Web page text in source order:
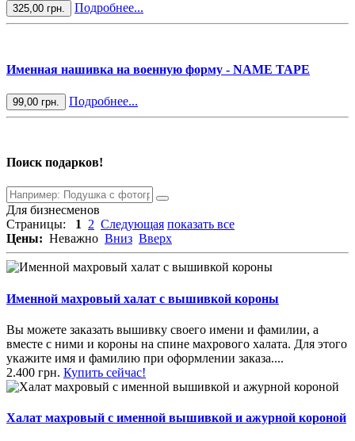
325,00 грн. Подробнее...
Именная нашивка на военную форму - NAME TAPE
99,00 грн. Подробнее...
Поиск подарков!
Для бизнесменов
Страницы:
1 2 Следующая показать все
Цены: Неважно Вниз Вверх
Именной махровый халат с вышивкой короны
Вы можете заказать вышивку своего имени и фамилии, а
вместе с ними и короны на спине махрового халата. Для этого
укажите имя и фамилию при оформлении заказа....
2.400 грн. Купить сейчас!
Халат махровый с именной вышивкой и ажурной короной